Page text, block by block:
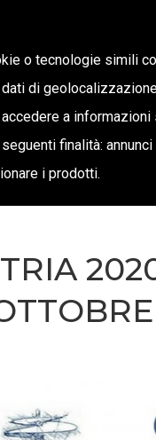
CHI SIAMO
o tecnologie simili
di
a
finalità:
i prodotti.